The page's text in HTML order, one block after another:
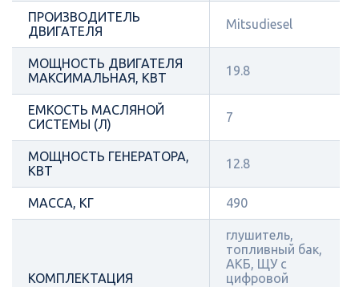
ПРОИЗВОДИТЕЛЬ
ДВИГАТЕЛЯ
Mitsudiesel
МОЩНОСТЬ ДВИГАТЕЛЯ
МАКСИМАЛЬНАЯ, КВТ
19.8
ЕМКОСТЬ МАСЛЯНОЙ
СИСТЕМЫ (Л)
7
МОЩНОСТЬ ГЕНЕРАТОРА,
КВТ
12.8
МАССА, КГ 490
КОМПЛЕКТАЦИЯ
глушитель,
топливный бак,
АКБ, ЩУ с
цифровой